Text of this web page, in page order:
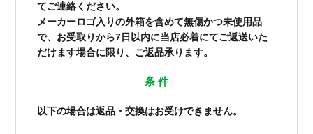
てご連絡ください。
メーカーロゴ入りの外箱を含めて無傷かつ未使用品
で、お受取りから7日以内に当店必着にてご返送いた
だけます場合に限り、ご返品承ります。
条 件
以下の場合は返品・交換はお受けできません。